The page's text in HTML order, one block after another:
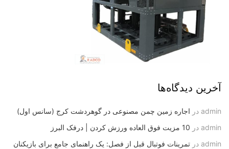
آخرین دیدگاه‌ها
admin در اجاره زمین چمن مصنوعی در گوهردشت کرج (سانس اول)
admin در 10 مزیت فوق العاده ورزش کردن | درفک البرز
admin در تمرینات فوتبال قبل از فصل: یک راهنمای جامع برای بازیکنان